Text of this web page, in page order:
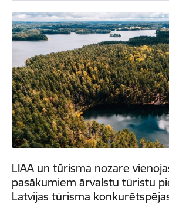
LIAA un tūrisma nozare
pasākumiem ārvalstu tūristu
Latvijas tūrisma